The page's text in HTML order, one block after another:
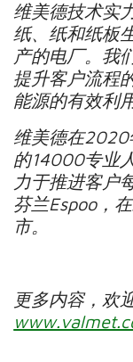
维美德技术实
纸、纸和纸板
产的电厂。我
提升客户流程
能源的有效利用
维美德在2020
的14000专业
力于推进客户
芬兰Espoo，
市。
更多内容，欢